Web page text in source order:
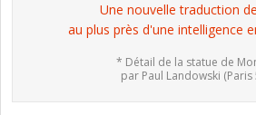
Une nouvelle traduction
au plus près d'une intelligence
* Détail de la statue de
par Paul Landowski (Paris